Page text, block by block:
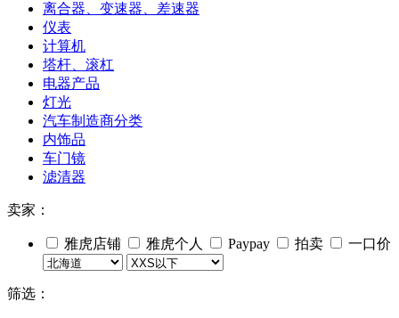
离合器、变速器、差速器
仪表
计算机
塔杆、滚杠
电器产品
灯光
汽车制造商分类
内饰品
车门镜
滤清器
卖家：
雅虎店铺 雅虎个人 Paypay 拍卖 一口价
筛选：